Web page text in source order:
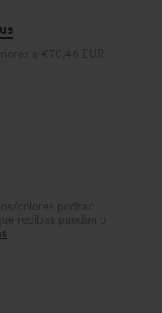
a €70,46 EUR
colores podrán
recibas puedan o